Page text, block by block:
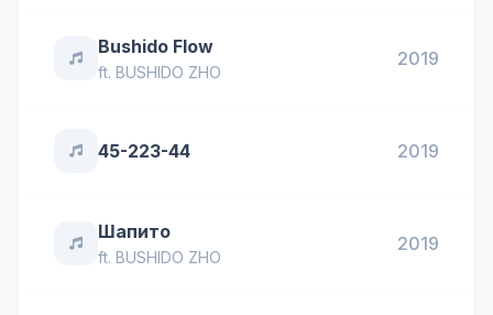
Bushido Flow
ft. BUSHIDO ZHO
2019
45-223-44 2019
Шапито
ft. BUSHIDO ZHO
2019